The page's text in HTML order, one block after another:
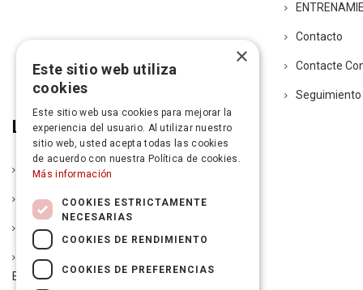
Contacto
Contacte
Seguimiento
Legal
Política De Entrega
Aviso Legal
Condiciones De La Garantía
Política De Devoluciones Y Autorización De
Envío De Mercancía
×
Este sitio web utiliza
cookies
Este sitio web usa cookies para mejorar la
experiencia del usuario. Al utilizar nuestro
sitio web, usted acepta todas las cookies
de acuerdo con nuestra Política de cookies.
Más información
COOKIES ESTRICTAMENTE
NECESARIAS
COOKIES DE RENDIMIENTO
COOKIES DE PREFERENCIAS